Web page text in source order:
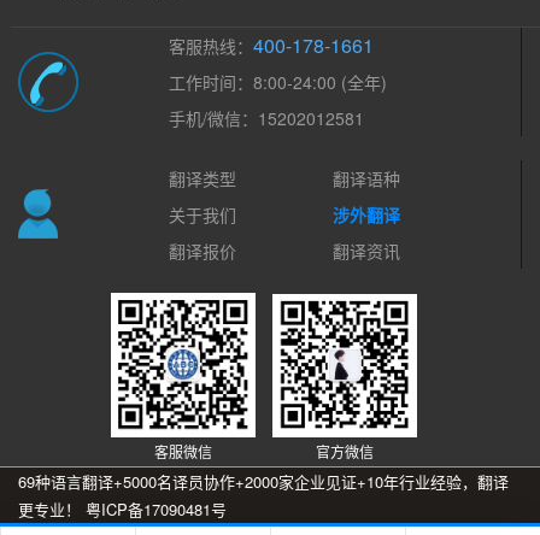
客服热线：400-178-1661
工作时间：8:00-24:00 (全年)
手机/微信：15202012581
翻译类型
翻译语种
关于我们
涉外翻译
翻译报价
翻译资讯
客服微信 官方微信
69种语言翻译+5000名译员协作+2000家企业见证+10年行业经验，翻译
更专业！ 粤ICP备17090481号